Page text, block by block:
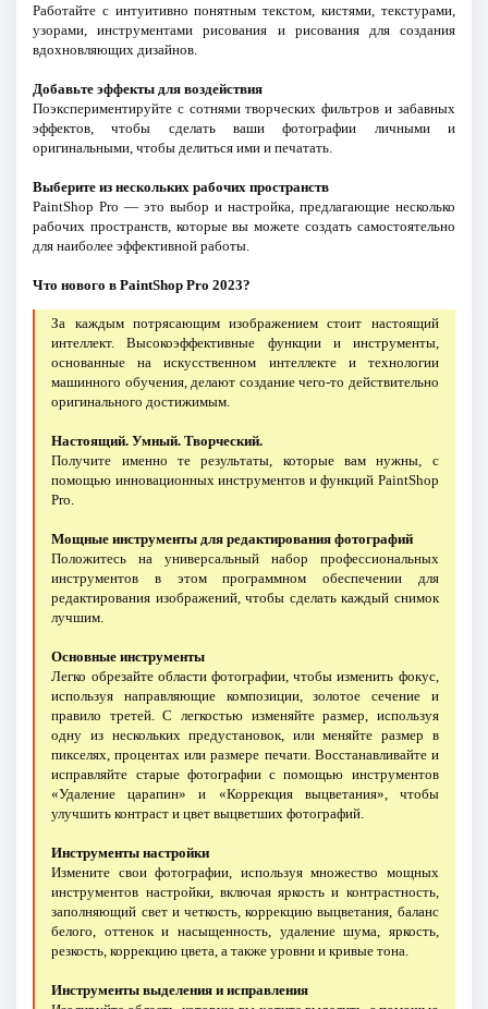
Работайте с интуитивно понятным текстом, кистями, текстурами,
узорами, инструментами рисования и рисования для создания
вдохновляющих дизайнов.
Добавьте эффекты для воздействия
Поэкспериментируйте с сотнями творческих фильтров и забавных
эффектов, чтобы сделать ваши фотографии личными и
оригинальными, чтобы делиться ими и печатать.
Выберите из нескольких рабочих пространств
PaintShop Pro — это выбор и настройка, предлагающие несколько
рабочих пространств, которые вы можете создать самостоятельно
для наиболее эффективной работы.
Что нового в PaintShop Pro 2023?
За каждым потрясающим изображением стоит настоящий
интеллект. Высокоэффективные функции и инструменты,
основанные на искусственном интеллекте и технологии
машинного обучения, делают создание чего-то действительно
оригинального достижимым.
Настоящий. Умный. Творческий.
Получите именно те результаты, которые вам нужны, с
помощью инновационных инструментов и функций PaintShop
Pro.
Мощные инструменты для редактирования фотографий
Положитесь на универсальный набор профессиональных
инструментов в этом программном обеспечении для
редактирования изображений, чтобы сделать каждый снимок
лучшим.
Основные инструменты
Легко обрезайте области фотографии, чтобы изменить фокус,
используя направляющие композиции, золотое сечение и
правило третей. С легкостью изменяйте размер, используя
одну из нескольких предустановок, или меняйте размер в
пикселях, процентах или размере печати. Восстанавливайте и
исправляйте старые фотографии с помощью инструментов
«Удаление царапин» и «Коррекция выцветания», чтобы
улучшить контраст и цвет выцветших фотографий.
Инструменты настройки
Измените свои фотографии, используя множество мощных
инструментов настройки, включая яркость и контрастность,
заполняющий свет и четкость, коррекцию выцветания, баланс
белого, оттенок и насыщенность, удаление шума, яркость,
резкость, коррекцию цвета, а также уровни и кривые тона.
Инструменты выделения и исправления